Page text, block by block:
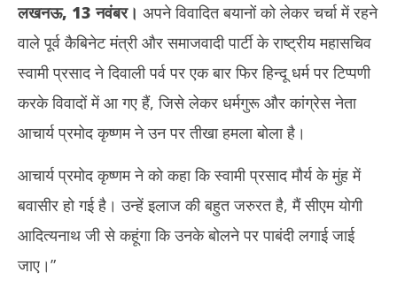
स्वामी प्रसाद मौर्य के बयान पर भड़के आचार्य प्रमोद कृष्णम, कहा- उनके मुंह में
बवासीर हो गई है…
November
13, 2023
लखनऊ, 13 नवंबर। अपने विवादित बयानों को लेकर चर्चा में रहने
वाले पूर्व कैबिनेट मंत्री और समाजवादी पार्टी के राष्ट्रीय महासचिव
स्वामी प्रसाद ने दिवाली पर्व पर एक बार फिर हिन्दू धर्म पर टिप्पणी
करके विवादों में आ गए हैं, जिसे लेकर धर्मगुरू और कांग्रेस नेता
आचार्य प्रमोद कृष्णम ने उन पर तीखा हमला बोला है।
आचार्य प्रमोद कृष्णम ने को कहा कि स्वामी प्रसाद मौर्य के मुंह में
बवासीर हो गई है। उन्हें इलाज की बहुत जरुरत है, मैं सीएम योगी
आदित्यनाथ जी से कहूंगा कि उनके बोलने पर पाबंदी लगाई जाई
जाए।”